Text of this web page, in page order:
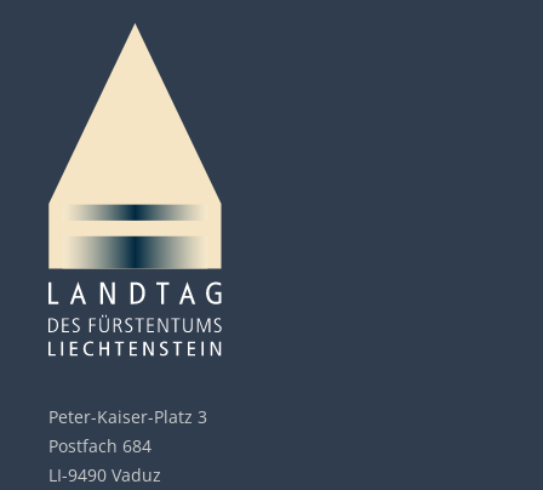
Peter-Kaiser-Platz 3
Postfach 684
LI-9490 Vaduz